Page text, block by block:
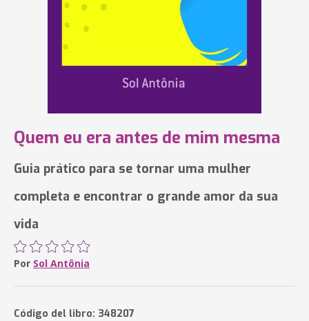
Quem eu era antes de mim mesma
Guia prático para se tornar uma mulher
completa e encontrar o grande amor da sua
vida
Por Sol Antônia
Código del libro: 348207